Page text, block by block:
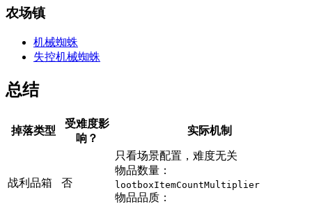
农场镇
机械蜘蛛
失控机械蜘蛛
总结
掉落类型
受难度影
响？
实际机制
战利品箱 否
只看场景配置，难度无关
物品数量：
lootboxItemCountMultiplier
物品品质：